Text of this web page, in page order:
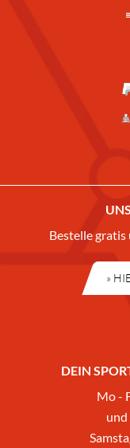
Bestelle
»
DEIN
Mo -